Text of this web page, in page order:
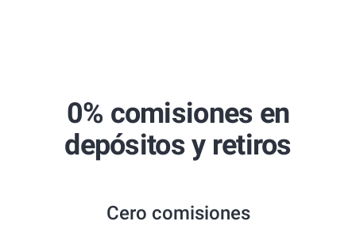
Best Copy Trading Platform
Global Brands Magazine Awards 2023
0% comisiones en
depósitos y retiros
Cero comisiones